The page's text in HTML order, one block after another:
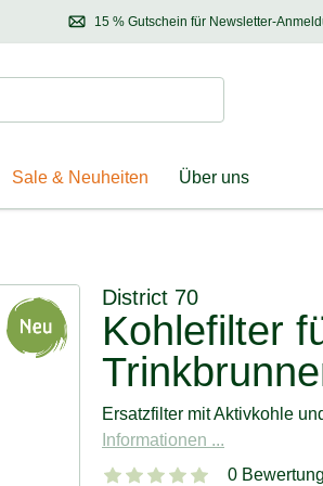
15 % Gutschein für Newsletter-
Entdecken Sie
Ernährungsberatung:
Suchen
Sale & Neuheiten Über uns
District 70
Kohlefilter
Ersatzfilter mit Aktivkohle
Informationen ...
0